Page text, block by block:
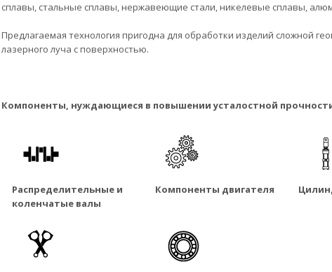
сплавы, стальные сплавы, нержавеющие стали, никелевые сплавы,
Предлагаемая технология пригодна для обработки изделий сложной
лазерного луча с поверхностью.
Компоненты, нуждающиеся в повышении усталостной
Распределительные и
коленчатые валы
Компоненты двигателя